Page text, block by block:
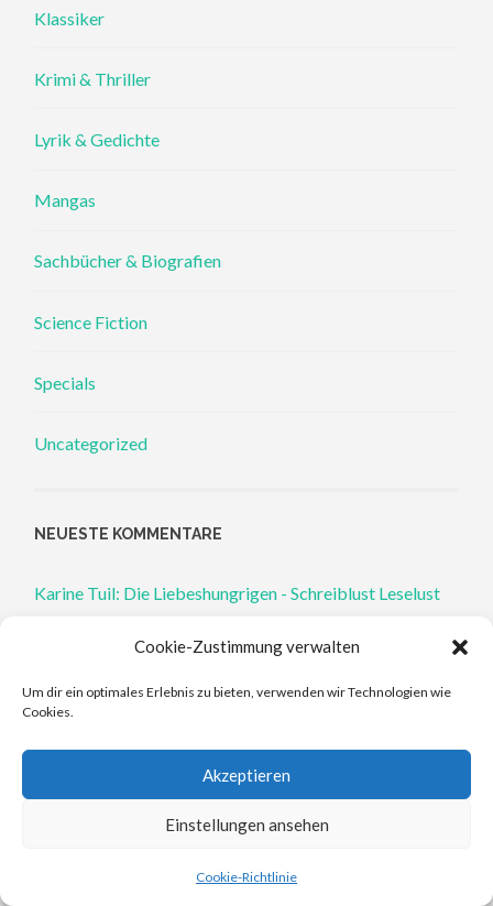
Cookie-Zustimmung verwalten
Um dir ein optimales Erlebnis zu bieten, verwenden wir Technologien wie
Cookies.
Akzeptieren
Einstellungen ansehen
Cookie-Richtlinie
Klassiker
Krimi & Thriller
Lyrik & Gedichte
Mangas
Sachbücher & Biografien
Science Fiction
Specials
Uncategorized
NEUESTE KOMMENTARE
Karine Tuil: Die Liebeshungrigen - Schreiblust Leselust
Mara Gold: Antike Mythen ohne Männer - Schreiblust
Leselust
Mara Gold: Antike Mythen ohne Männer - Schreiblust
Natalie Haynes: Stone Blind: Der Blick der